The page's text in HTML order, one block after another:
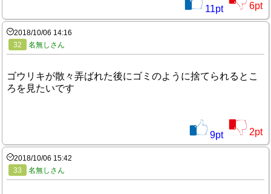
11pt 6pt
2018/10/06 14:16
32
名無しさん
ゴウリキが散々弄ばれた後にゴミのように捨てられるとこ
ろを見たいです
9pt 2pt
2018/10/06 15:42
33
名無しさん